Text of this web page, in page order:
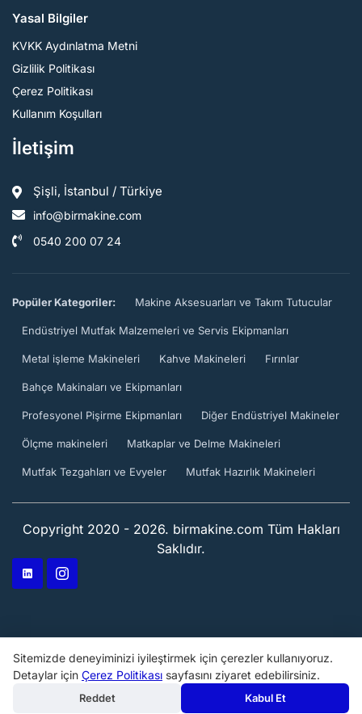
Yasal Bilgiler
KVKK Aydınlatma Metni
Gizlilik Politikası
Çerez Politikası
Kullanım Koşulları
İletişim
Şişli, İstanbul / Türkiye
info@birmakine.com
0540 200 07 24
Popüler Kategoriler: Makine Aksesuarları ve Takım Tutucular
Endüstriyel Mutfak Malzemeleri ve Servis Ekipmanları
Metal işleme Makineleri Kahve Makineleri Fırınlar
Bahçe Makinaları ve Ekipmanları
Profesyonel Pişirme Ekipmanları Diğer Endüstriyel Makineler
Ölçme makineleri Matkaplar ve Delme Makineleri
Mutfak Tezgahları ve Evyeler Mutfak Hazırlık Makineleri
Copyright 2020 - 2026. birmakine.com Tüm Hakları
Saklıdır.
Sitemizde deneyiminizi iyileştirmek için çerezler kullanıyoruz.
Detaylar için Çerez Politikası sayfasını ziyaret edebilirsiniz.
Reddet Kabul Et